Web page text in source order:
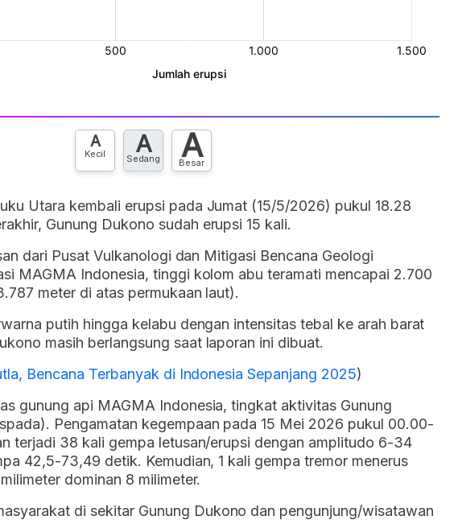
A
Kecil A
Sedang A
Besar
Utara kembali erupsi pada Jumat (15/5/2026) pukul 18.28
Gunung Dukono sudah erupsi 15 kali.
dari Pusat Vulkanologi dan Mitigasi Bencana Geologi
MAGMA Indonesia, tinggi kolom abu teramati mencapai 2.700
meter di atas permukaan laut).
putih hingga kelabu dengan intensitas tebal ke arah barat
masih berlangsung saat laporan ini dibuat.
Bencana Terbanyak di Indonesia Sepanjang 2025)
gunung api MAGMA Indonesia, tingkat aktivitas Gunung
Pengamatan kegempaan pada 15 Mei 2026 pukul 00.00-
terjadi 38 kali gempa letusan/erupsi dengan amplitudo 6-34
42,5-73,49 detik. Kemudian, 1 kali gempa tremor menerus
dominan 8 milimeter.
di sekitar Gunung Dukono dan pengunjung/wisatawan